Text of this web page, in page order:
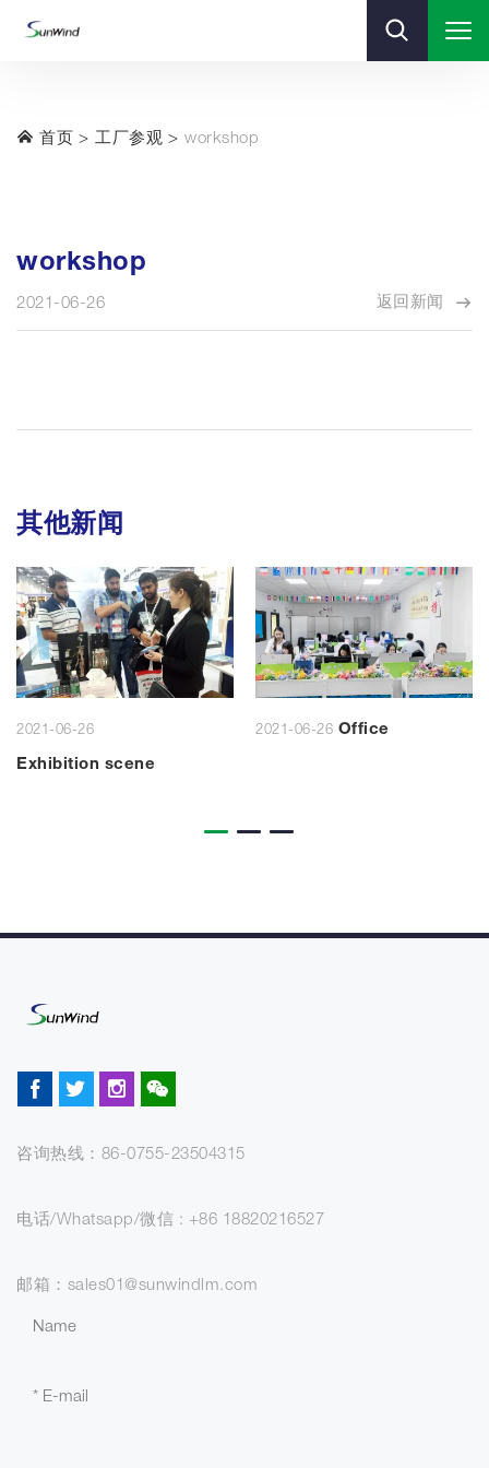
首页 工厂参观 workshop
workshop
2021-06-26 返回新闻
其他新闻
2021-06-26
Exhibition scene
2021-06-26 Office
咨询热线：86-0755-23504315
电话/Whatsapp/微信 : +86 18820216527
邮箱：sales01@sunwindlm.com